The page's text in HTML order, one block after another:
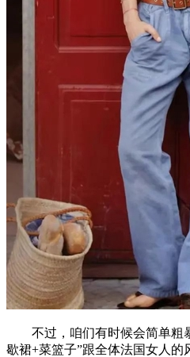
不过，咱们有时候会简单粗暴
歇裙+菜篮子”跟全体法国女人的